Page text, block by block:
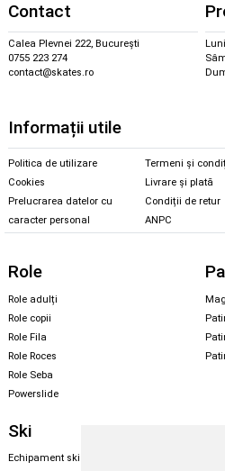
Contact
Calea Plevnei 222, București
0755 223 274
contact@skates.ro
Informații utile
Politica de utilizare
Cookies
Prelucrarea datelor cu
caracter personal
Termeni și
Livrare și plată
Condiții de retur
ANPC
Role
Role adulți
Role copii
Role Fila
Role Roces
Role Seba
Powerslide
Ski
Echipament ski